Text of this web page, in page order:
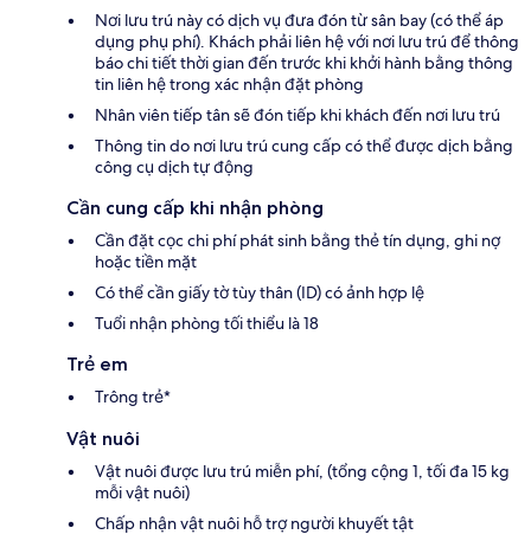
Nơi lưu trú này có dịch vụ đưa đón từ sân bay (có thể áp
dụng phụ phí). Khách phải liên hệ với nơi lưu trú để thông
báo chi tiết thời gian đến trước khi khởi hành bằng thông
tin liên hệ trong xác nhận đặt phòng
Nhân viên tiếp tân sẽ đón tiếp khi khách đến nơi lưu trú
Thông tin do nơi lưu trú cung cấp có thể được dịch bằng
công cụ dịch tự động
Cần cung cấp khi nhận phòng
Cần đặt cọc chi phí phát sinh bằng thẻ tín dụng, ghi nợ
hoặc tiền mặt
Có thể cần giấy tờ tùy thân (ID) có ảnh hợp lệ
Tuổi nhận phòng tối thiểu là 18
Trẻ em
Trông trẻ*
Vật nuôi
Vật nuôi được lưu trú miễn phí, (tổng cộng 1, tối đa 15 kg
mỗi vật nuôi)
Chấp nhận vật nuôi hỗ trợ người khuyết tật